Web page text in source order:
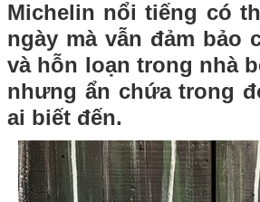
Michelin nổi tiếng có
ngày mà vẫn đảm bảo
và hỗn loạn trong nhà
nhưng ẩn chứa trong
ai biết đến.